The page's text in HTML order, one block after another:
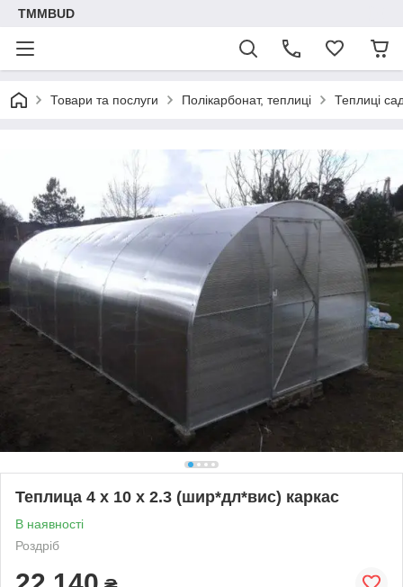
TMMBUD
Товари та послуги Полікарбонат, теплиці Теплиці
Теплица 4 х 10 х 2.3 (шир*дл*вис) каркас
В наявності
Роздріб